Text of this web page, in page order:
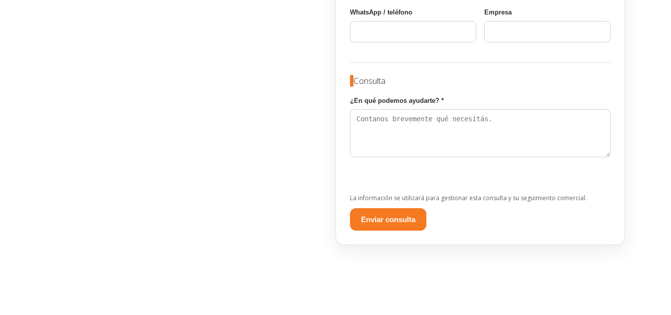
WhatsApp / teléfono Empresa
Consulta
¿En qué podemos ayudarte? *
La información se utilizará para gestionar esta consulta y su seguimiento comercial.
Enviar consulta